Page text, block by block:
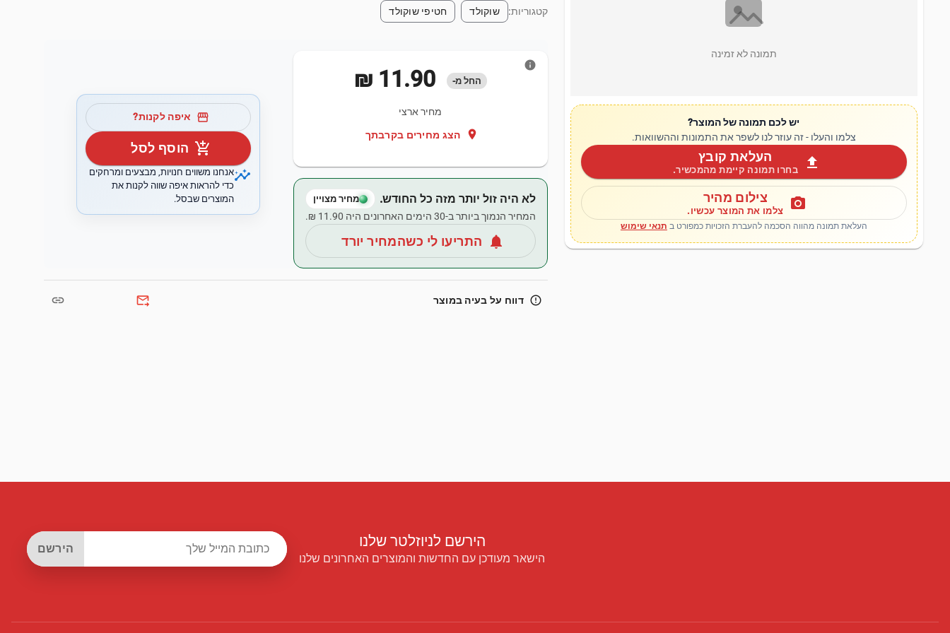
תמונה לא זמינה
יש לכם תמונה של המוצר?
צלמו והעלו - זה עוזר לנו לשפר את התמונות וההשוואות.
upload העלאת קובץ
בחרו תמונה קיימת מהמכשיר.
photo_camera צילום מהיר
צלמו את המוצר עכשיו.
העלאת תמונה מהווה הסכמה להעברת הזכויות כמפורט ב תנאי שימוש
קטגוריות: שוקולד חטיפי שוקולד
החל מ- ‏11.90 ‏₪
מחיר ארצי
location_on הצג מחירים בקרבתך
info
לא היה זול יותר מזה כל החודש. מחיר מצויין
המחיר הנמוך ביותר ב-30 הימים האחרונים היה ‏11.90 ‏₪.
notifications התריעו לי כשהמחיר יורד
storefront איפה לקנות?
add_shopping_cart הוסף לסל
insightsאנחנו משווים חנויות, מבצעים ומרחקים
כדי להראות איפה שווה לקנות את
המוצרים שבסל.
error_outline דווח על בעיה במוצר forward_to_inbox
link
הירשם לניוזלטר שלנו
הישאר מעודכן עם החדשות והמוצרים האחרונים שלנו
הירשם